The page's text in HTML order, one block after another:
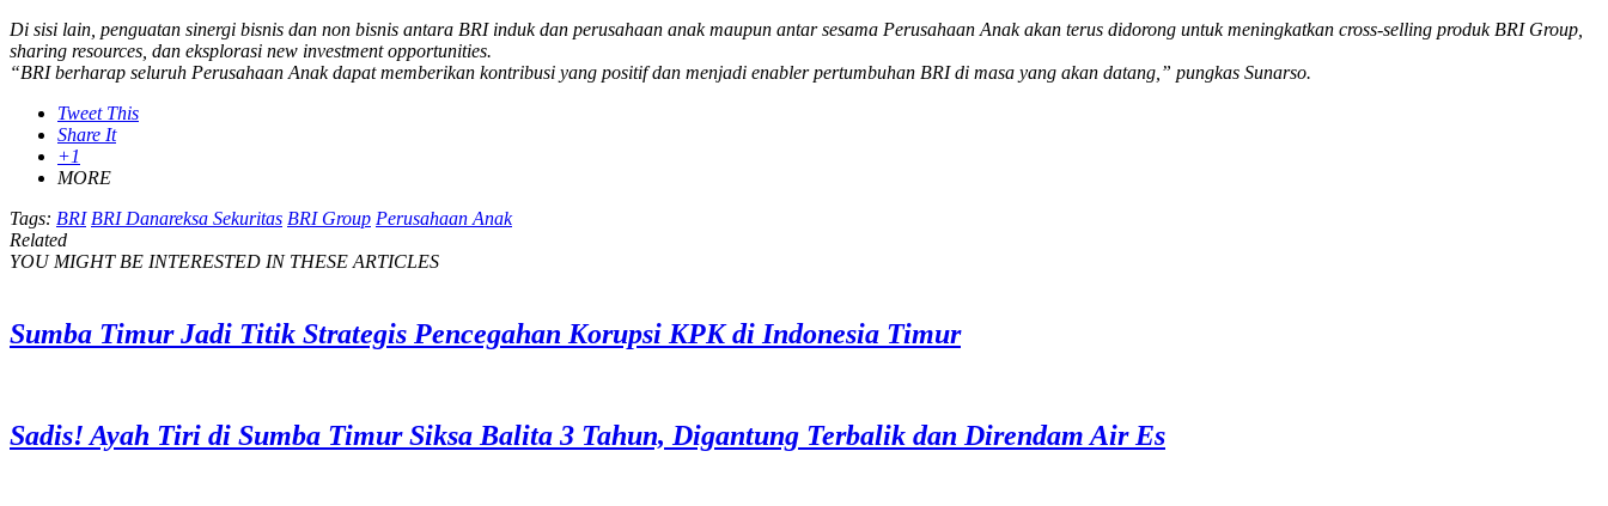
Di sisi lain, penguatan sinergi bisnis dan non bisnis antara BRI induk dan perusahaan anak maupun antar sesama Perusahaan Anak akan terus didorong untuk meningkatkan cross-selling produk BRI Group,
sharing resources, dan eksplorasi new investment opportunities.
“BRI berharap seluruh Perusahaan Anak dapat memberikan kontribusi yang positif dan menjadi enabler pertumbuhan BRI di masa yang akan datang,” pungkas Sunarso.
Tweet This
Share It
+1
MORE
Tags: BRI BRI Danareksa Sekuritas BRI Group Perusahaan Anak
Related
YOU MIGHT BE INTERESTED IN THESE ARTICLES
Sumba Timur Jadi Titik Strategis Pencegahan Korupsi KPK di Indonesia Timur
Sadis! Ayah Tiri di Sumba Timur Siksa Balita 3 Tahun, Digantung Terbalik dan Direndam Air Es